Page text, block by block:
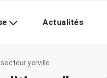
Actualités
yerville